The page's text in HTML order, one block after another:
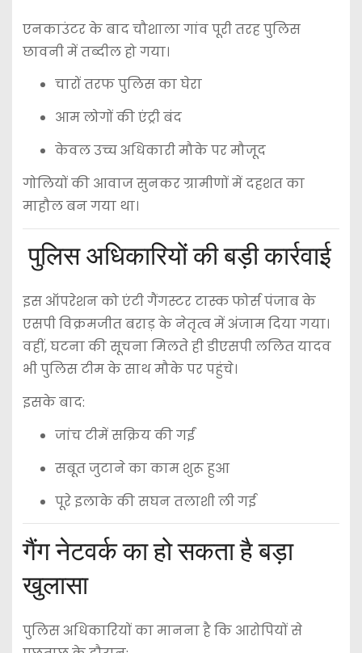
एनकाउंटर के बादचौशाला गांवपूरी तरह पुलिस
छावनी में तब्दील हो गया।
चारों तरफ पुलिस का घेरा
आम लोगों की एंट्री बंद
केवल उच्च अधिकारी मौके पर मौजूद
गोलियों की आवाज सुनकर ग्रामीणों में दहशत का
माहौल बन गया था।
पुलिस अधिकारियों की बड़ी कार्रवाई
इस ऑपरेशन को एंटी गैंगस्टर टास्क फोर्स पंजाब के
एसपी विक्रमजीत बराड़ के नेतृत्व में अंजाम दिया गया।
वहीं, घटना की सूचना मिलते ही डीएसपीललित यादव
भी पुलिस टीम के साथ मौके पर पहुंचे।
इसके बाद:
जांच टीमें सक्रिय की गईं
सबूत जुटाने का काम शुरू हुआ
पूरे इलाके की सघन तलाशी ली गई
गैंग नेटवर्क का हो सकता है बड़ा
खुलासा
पुलिस अधिकारियों का मानना है कि आरोपियों से